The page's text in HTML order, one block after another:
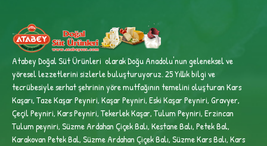
Atabey Doğal Süt Ürünleri olarak Doğu Anadolu'nun geleneksel ve
yöresel lezzetlerini sizlerle buluşturuyoruz. 25 Yıllık bilgi ve
tecrübesiyleserhat şehrinin yöre mutfağının temelini oluşturan Kars
Kaşarı, Taze Kaşar Peyniri, Kaşar Peyniri, Eski Kaşar Peyniri, Gravyer,
Çeçil Peyniri, Kars Peyniri, Tekerlek Kaşar, Tulum Peyniri, Erzincan
Tulum peyniri,Süzme Ardahan Çiçek Balı, Kestane Balı, Petek Bal,
Karakovan Petek Bal, Süzme Ardahan Çiçek Balı, Süzme Kars Balı, Kars